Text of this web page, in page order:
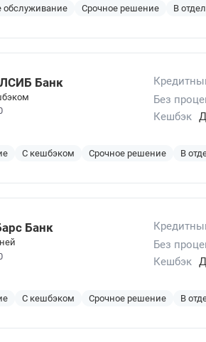
обслуживание Срочное решение В
Банк
Без
Кешбэк
С кешбэком Срочное решение В
Банк
Без
Кешбэк
С кешбэком Срочное решение В